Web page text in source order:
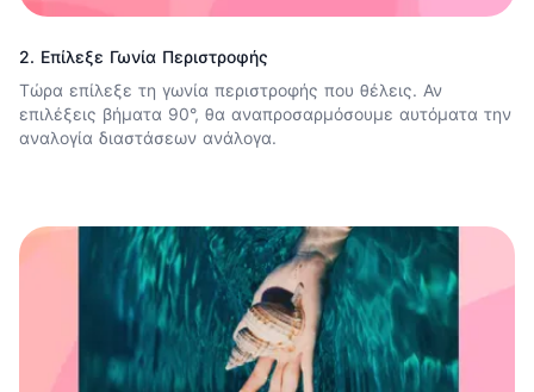
2. Επίλεξε Γωνία Περιστροφής
Τώρα επίλεξε τη γωνία περιστροφής που θέλεις. Αν
επιλέξεις βήματα 90°, θα αναπροσαρμόσουμε αυτόματα την
αναλογία διαστάσεων ανάλογα.